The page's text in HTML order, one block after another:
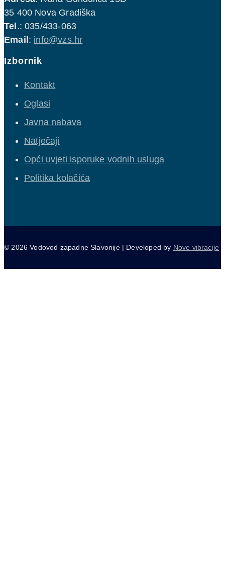
35 400 Nova Gradiška
Tel.: 035/433-063
Email: info@vzs.hr
Izbornik
Kontakt
Oglasi
Javna nabava
Natječaji
Opći uvjeti isporuke vodnih usluga
Politika kolačića
© 2026 Vodovod zapadne Slavonije | Developed by Nove vibracije